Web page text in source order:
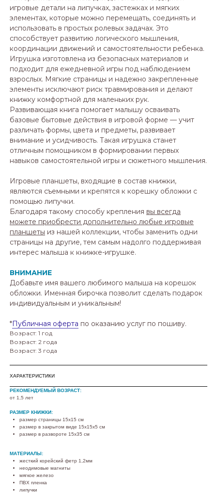
игровые детали на липучках, застежках и мягких
элементах, которые можно перемещать, соединять и
использовать в простых ролевых задачах. Это
способствует развитию логического мышления,
координации движений и самостоятельности ребенка.
Игрушка изготовлена из безопасных материалов и
подходит для ежедневной игры под наблюдением
взрослых. Мягкие страницы и надежно закрепленные
элементы исключают риск травмирования и делают
книжку комфортной для маленьких рук.
Развивающая книга помогает малышу осваивать
базовые бытовые действия в игровой форме — учит
различать формы, цвета и предметы, развивает
внимание и усидчивость. Такая игрушка станет
отличным помощником в формировании первых
навыков самостоятельной игры и сюжетного мышления.
Игровые планшеты, входящие в состав книжки,
являются съемными и крепятся к корешку обложки с
помощью липучки.
Благодаря такому способу крепления вы всегда
можете приобрести дополнительно любые игровые
планшеты из нашей коллекции, чтобы заменить одни
страницы на другие, тем самым надолго поддерживая
интерес малыша к книжке-игрушке.
ВНИМАНИЕ
Добавьте имя вашего любимого малыша на корешок
обложки. Именная бирочка позволит сделать подарок
индивидуальным и уникальным!
*Публичная оферта по оказанию услуг по пошиву.
Возраст: 1 год
Возраст: 2 года
Возраст: 3 года
ХАРАКТЕРИСТИКИ
РЕКОМЕНДУЕМЫЙ ВОЗРАСТ:
от 1,5 лет
РАЗМЕР КНИЖКИ:
размер страницы 15х15 см
размер в закрытом виде 15х15х5 см
размер в развороте 15х35 см
МАТЕРИАЛЫ:
жесткий корейский фетр 1,2мм
неодимовые магниты
мягкое железо
ПВХ пленка
липучки